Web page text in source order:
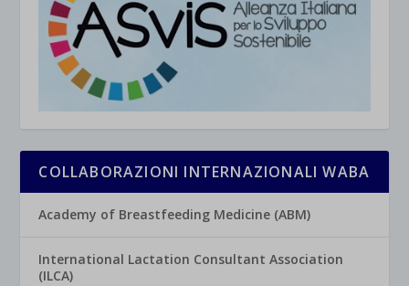
COLLABORAZIONI INTERNAZIONALI WABA
Academy of Breastfeeding Medicine (ABM)
International Lactation Consultant Association
(ILCA)